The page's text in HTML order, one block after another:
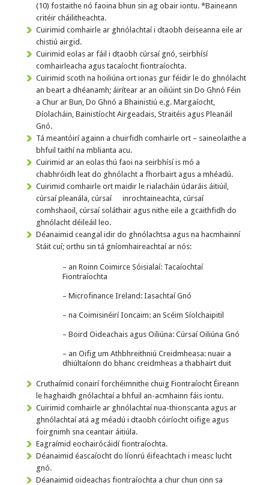
(10) fostaithe nó faoina bhun sin ag obair iontu. *Baineann
critéir cháilitheachta.
Cuirimid comhairle ar ghnólachtaí i dtaobh deiseanna eile ar
chistiú airgid.
Cuirimid eolas ar fáil i dtaobh cúrsaí gnó, seirbhísí
comhairleacha agus tacaíocht fiontraíochta.
Cuirimid scoth na hoiliúna ort ionas gur féidir le do ghnólacht
an beart a dhéanamh; áirítear ar an oiliúint sin Do Ghnó Féin
a Chur ar Bun, Do Ghnó a Bhainistiú e.g. Margaíocht,
Díolacháin, Bainistíocht Airgeadais, Straitéis agus Pleanáil
Gnó.
Tá meantóirí againn a chuirfidh comhairle ort – saineolaithe a
bhfuil taithí na mblianta acu.
Cuirimid ar an eolas thú faoi na seirbhísí is mó a
chabhróidh leat do ghnólacht a fhorbairt agus a mhéadú.
Cuirimid comhairle ort maidir le rialacháin údaráis áitiúil,
cúrsaí pleanála, cúrsaí inrochtaineachta, cúrsaí
comhshaoil, cúrsaí soláthair agus nithe eile a gcaithfidh do
ghnólacht déileáil leo.
Déanaimid ceangal idir do ghnólachtsa agus na hacmhainní
Stáit cuí; orthu sin tá gníomhaireachtaí ar nós:
– an Roinn Coimirce Sóisialaí: Tacaíochtaí
Fiontraíochta
– Microfinance Ireland: Iasachtaí Gnó
– na Coimisinéirí Ioncaim: an Scéim Síolchaipitil
– Boird Oideachais agus Oiliúna: Cúrsaí Oiliúna Gnó
– an Oifig um Athbhreithniú Creidmheasa: nuair a
dhiúltaíonn do bhanc creidmheas a thabhairt duit
Cruthaímid conairí forchéimnithe chuig Fiontraíocht Éireann
le haghaidh gnólachtaí a bhfuil an-acmhainn fáis iontu.
Cuirimid comhairle ar ghnólachtaí nua-thionscanta agus ar
ghnólachtaí atá ag méadú i dtaobh cóiríocht oifige agus
foirgnimh sna ceantair áitiúla.
Eagraímid eochairócáidí fiontraíochta.
Déanaimid éascaíocht do líonrú éifeachtach i measc lucht
gnó.
Déanaimid oideachas fiontraíochta a chur chun cinn sa